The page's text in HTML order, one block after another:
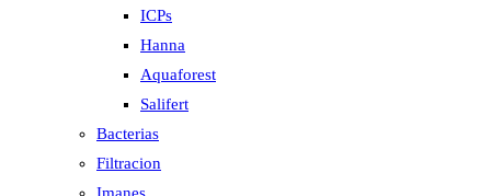
ICPs
Hanna
Aquaforest
Salifert
Bacterias
Filtracion